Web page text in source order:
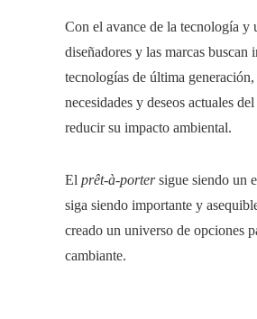
Con el avance de la tecnología y
diseñadores y las marcas
tecnologías de última
necesidades y deseos actuales
reducir su impacto ambiental.
El prêt-à-portersigue siendo un
siga siendo importante y
creado un universo de opciones
cambiante.